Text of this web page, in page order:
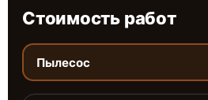
Стоимость работ
Пылесос